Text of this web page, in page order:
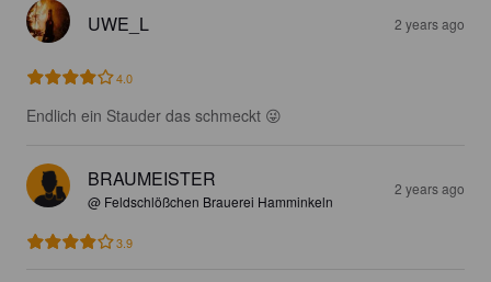
UWE_L 2 years ago
4.0
Endlich ein Stauder das schmeckt 😜
BRAUMEISTER
@ Feldschlößchen Brauerei Hamminkeln
2 years ago
3.9